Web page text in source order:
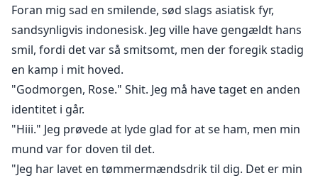
Foran mig sad en smilende, sød slags asiatisk fyr,
sandsynligvis indonesisk. Jeg ville have gengældt hans
smil, fordi det var så smitsomt, men der foregik stadig
en kamp i mit hoved.
"Godmorgen, Rose." Shit. Jeg må have taget en anden
identitet i går.
"Hiii." Jeg prøvede at lyde glad for at se ham, men min
mund var for doven til det.
"Jeg har lavet en tømmermændsdrik til dig. Det er min